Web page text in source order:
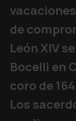
de
León XIV
Bocelli en
coro de
Los